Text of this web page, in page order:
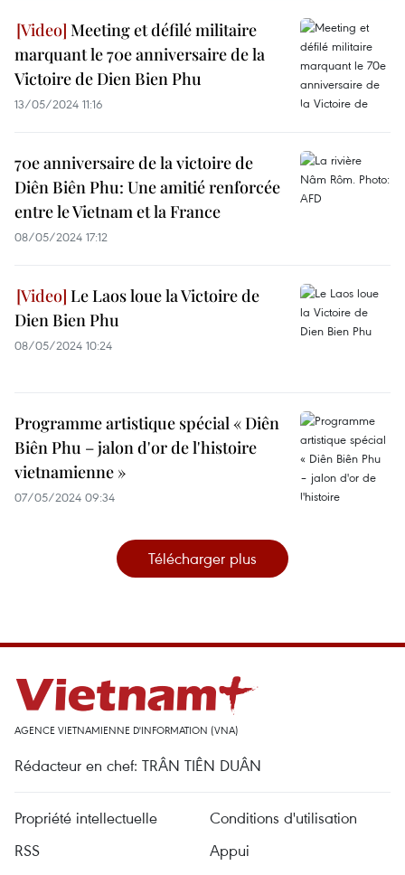
Meeting et défilé militaire
marquant le 70e anniversaire de la
Victoire de Dien Bien Phu
13/05/2024 11:16
70e anniversaire de la victoire de
Diên Biên Phu: Une amitié renforcée
entre le Vietnam et la France
08/05/2024 17:12
Le Laos loue la Victoire de
Dien Bien Phu
08/05/2024 10:24
Programme artistique spécial « Diên
Biên Phu – jalon d'or de l'histoire
vietnamienne »
07/05/2024 09:34
Télécharger plus
AGENCE VIETNAMIENNE D'INFORMATION (VNA)
Rédacteur en chef: TRÂN TIÊN DUÂN
Propriété intellectuelle
Conditions d'utilisation
RSS
Appui